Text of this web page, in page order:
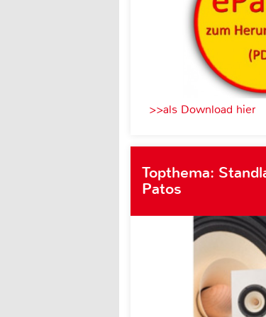
>>als Download hier
Topthema:
Patos